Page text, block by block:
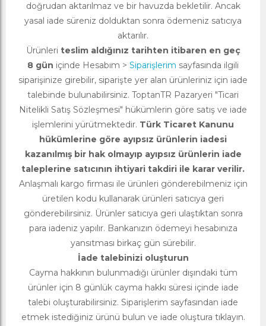
doğrudan aktarılmaz ve bir havuzda bekletilir. Ancak
yasal iade süreniz dolduktan sonra ödemeniz satıcıya
aktarılır.
Ürünleri teslim aldığınız tarihten itibaren en geç
8 gün içinde Hesabım > Siparişlerim sayfasında ilgili
siparişinize girebilir, siparişte yer alan ürünleriniz için iade
talebinde bulunabilirsiniz. ToptanTR Pazaryeri "Ticari
Nitelikli Satış Sözleşmesi" hükümlerin göre satış ve iade
işlemlerini yürütmektedir. Türk Ticaret Kanunu
hükümlerine göre ayıpsız ürünlerin iadesi
kazanılmış bir hak olmayıp ayıpsız ürünlerin iade
taleplerine satıcının ihtiyari takdiri ile karar verilir.
Anlaşmalı kargo firması ile ürünleri gönderebilmeniz için
üretilen kodu kullanarak ürünleri satıcıya geri
gönderebilirsiniz. Ürünler satıcıya geri ulaştıktan sonra
para iadeniz yapılır. Bankanızın ödemeyi hesabınıza
yansıtması birkaç gün sürebilir.
İade talebinizi oluşturun
Cayma hakkının bulunmadığı ürünler dışındaki tüm
ürünler için 8 günlük cayma hakkı süresi içinde iade
talebi oluşturabilirsiniz. Siparişlerim sayfasından iade
etmek istediğiniz ürünü bulun ve iade oluştura tıklayın.